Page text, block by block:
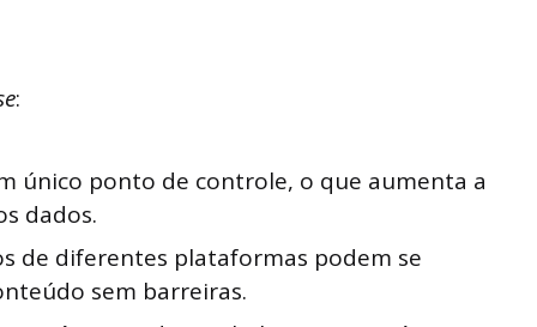
:
único ponto de controle, o que aumenta a
dados.
de diferentes plataformas podem se
sem barreiras.